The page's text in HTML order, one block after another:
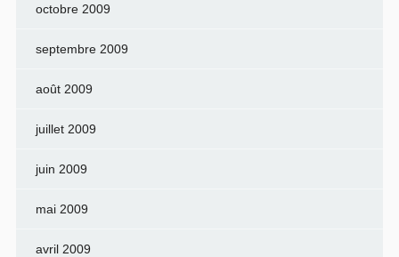
octobre 2009
septembre 2009
août 2009
juillet 2009
juin 2009
mai 2009
avril 2009